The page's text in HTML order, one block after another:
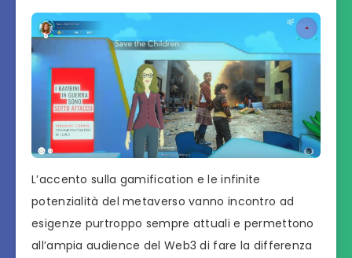
L’accento sulla gamification e le infinite
potenzialità del metaverso vanno incontro ad
esigenze purtroppo sempre attuali e permettono
all’ampia audience del Web3 di fare la differenza